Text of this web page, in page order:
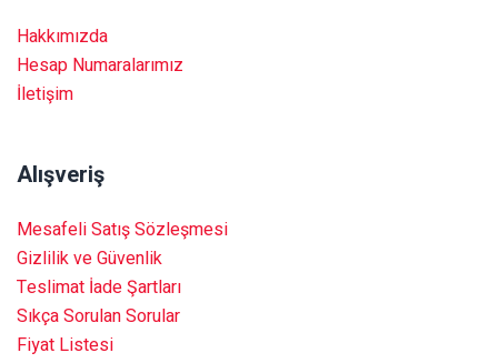
Hakkımızda
Hesap Numaralarımız
İletişim
Alışveriş
Mesafeli Satış Sözleşmesi
Gizlilik ve Güvenlik
Teslimat İade Şartları
Sıkça Sorulan Sorular
Fiyat Listesi